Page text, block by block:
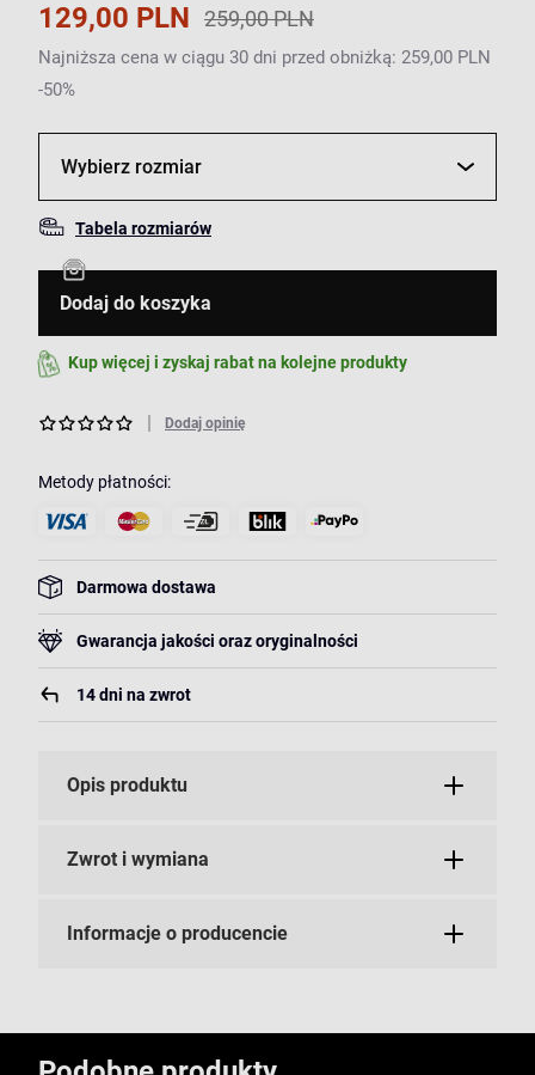
129,00 PLN
259,00 PLN
Najniższa cena w ciągu 30 dni przed obniżką: 259,00 PLN
-50%
Wybierz rozmiar
Tabela rozmiarów
Dodaj do koszyka
Kup więcej i zyskaj rabat na kolejne produkty
Dodaj opinię
Metody płatności:
Darmowa dostawa
Gwarancja jakości oraz oryginalności
14 dni na zwrot
Opis produktu
Zwrot i wymiana
Informacje o producencie